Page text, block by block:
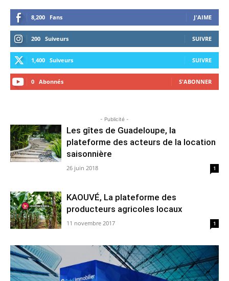
8,200 Fans J'AIME
200 Suiveurs SUIVRE
1,400 Suiveurs SUIVRE
0 Abonnés S'ABONNER
- Publicité -
Les gîtes de Guadeloupe, la
plateforme des acteurs de la location
saisonnière
26 juin 2018 1
KAOUVÉ, La plateforme des
producteurs agricoles locaux
11 novembre 2017 1